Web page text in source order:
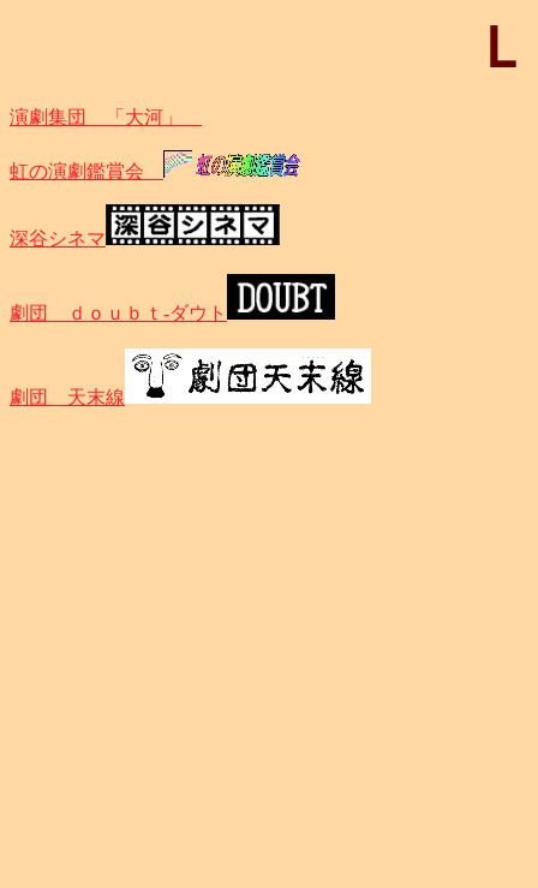
演劇集団 「大河」
虹の演劇鑑賞会
深谷シネマ
劇団 ｄｏｕｂｔ-ダウト
劇団 天末線